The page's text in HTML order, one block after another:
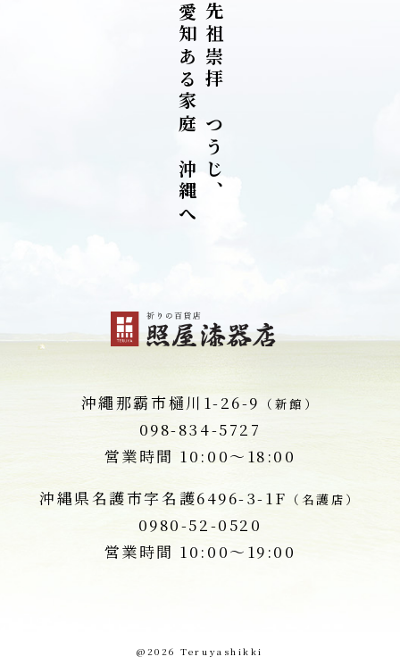
先
祖
崇
拝
つ
う
じ
、
愛
知
あ
る
家
庭
沖
縄
へ
沖繩那霸市樋川1-26-9 （新館）
098-834-5727
営業時間 10:00～18:00
沖縄県名護市字名護6496-3-1F （名護店）
0980-52-0520
営業時間 10:00～19:00
@2026 Teruyashikki